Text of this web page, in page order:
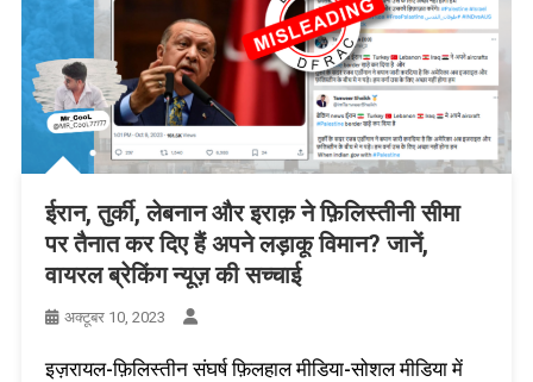
ईरान, तुर्की, लेबनान और इराक़ ने फ़िलिस्तीनी सीमा
पर तैनात कर दिए हैं अपने लड़ाकू विमान? जानें,
वायरल ब्रेकिंग न्यूज़ की सच्चाई
अक्टूबर 10, 2023
इज़रायल-फ़िलिस्तीन संघर्ष फ़िलहाल मीडिया-सोशल मीडिया में